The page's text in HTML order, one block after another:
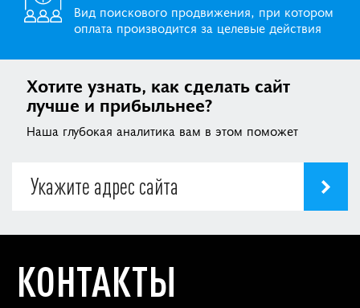
Вид поискового продвижения, при котором
оплата производится за целевые действия
Хотите узнать, как сделать сайт
лучше и прибыльнее?
Наша глубокая аналитика вам в этом поможет
КОНТАКТЫ